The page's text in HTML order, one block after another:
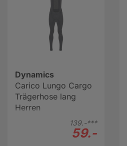
Dynamics
Carico Lungo Cargo
Trägerhose lang
Herren
139.-***
59.-